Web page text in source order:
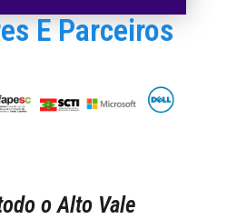
E Parceiros
o Alto Vale